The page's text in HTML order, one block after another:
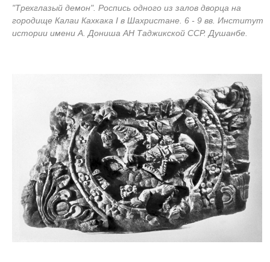
"Трехглазый демон". Роспись одного из залов дворца на
городище Калаи Кахкака I в Шахристане. 6 - 9 вв. Институт
истории имени А. Дониша АН Таджикской ССР. Душанбе.